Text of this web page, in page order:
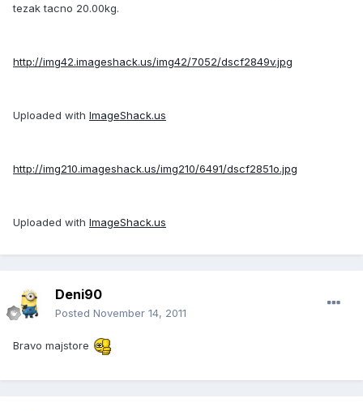
tezak tacno 20.00kg.
http://img42.imageshack.us/img42/7052/dscf2849v.jpg
Uploaded with ImageShack.us
http://img210.imageshack.us/img210/6491/dscf2851o.jpg
Uploaded with ImageShack.us
Deni90
Posted November 14, 2011
Bravo majstore